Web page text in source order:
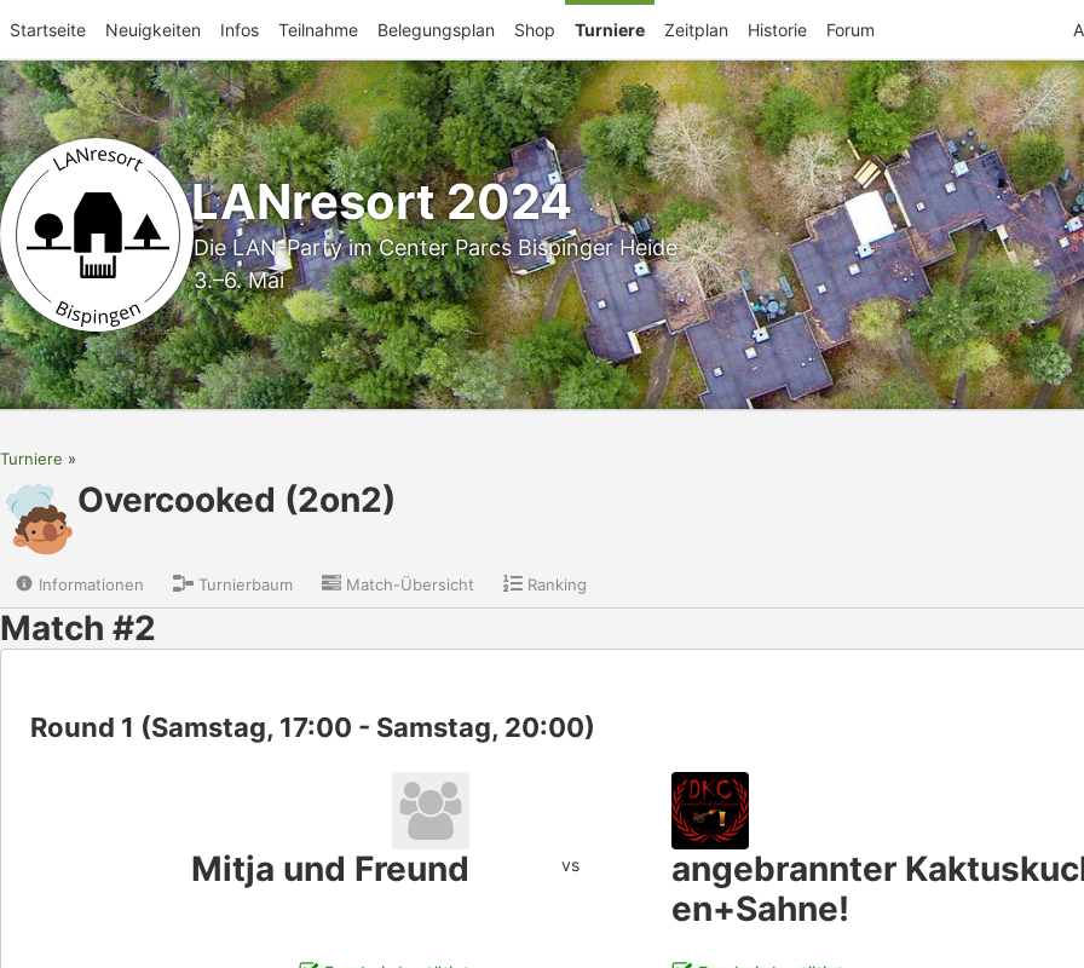
Startseite Neuigkeiten Infos Teilnahme Belegungsplan Shop Turniere Zeitplan Historie Forum
LANresort 2024
Die LAN-Party im Center Parcs Bispinger Heide
3.–6. Mai
Turniere
Overcooked (2on2)
Informationen Turnierbaum Match-Übersicht Ranking
Match #2
Round 1 (Samstag, 17:00 - Samstag, 20:00)
Mitja und Freund vs
angebrannter
en+Sahne!